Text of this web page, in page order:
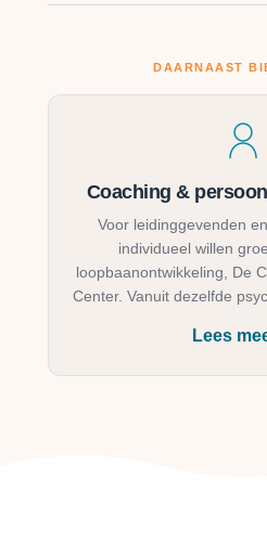
DAARNAAST
Coaching &
Voor leidinggevenden
individueel willen
loopbaanontwikkeling, De
Center. Vanuit dezelfde
Lees